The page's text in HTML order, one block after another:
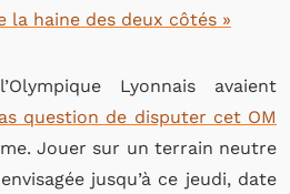
la haine des deux côtés »
Lyonnais avaient
question de disputer cet OM
Jouer sur un terrain neutre
jusqu’à ce jeudi, date